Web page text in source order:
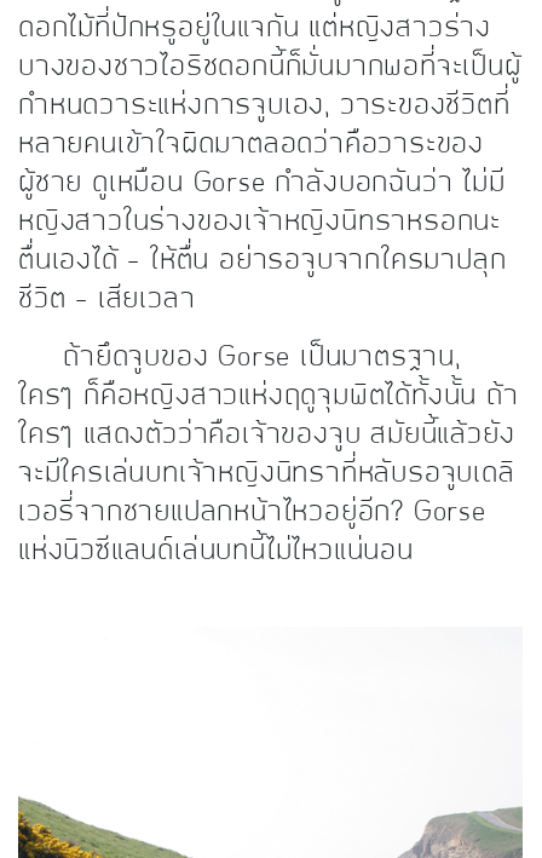
ดอกไม้ที่ปักหรูอยู่ในแจกัน แต่หญิงสาวร่าง
บางของชาวไอริชดอกนี้ก็มั่นมากพอที่จะเป็นผู้
กำหนดวาระแห่งการจูบเอง, วาระของชีวิตที่
หลายคนเข้าใจผิดมาตลอดว่าคือวาระของ
ผู้ชาย ดูเหมือน Gorse กำลังบอกฉันว่า ไม่มี
หญิงสาวในร่างของเจ้าหญิงนิทราหรอกนะ
ตื่นเองได้ – ให้ตื่น อย่ารอจูบจากใครมาปลุก
ชีวิต – เสียเวลา
ถ้ายึดจูบของ Gorse เป็นมาตรฐาน,
ใครๆ ก็คือหญิงสาวแห่งฤดูจุมพิตได้ทั้งนั้น ถ้า
ใครๆ แสดงตัวว่าคือเจ้าของจูบ สมัยนี้แล้วยัง
จะมีใครเล่นบทเจ้าหญิงนิทราที่หลับรอจูบเดลิ
เวอรี่จากชายแปลกหน้าไหวอยู่อีก? Gorse
แห่งนิวซีแลนด์เล่นบทนี้ไม่ไหวแน่นอน